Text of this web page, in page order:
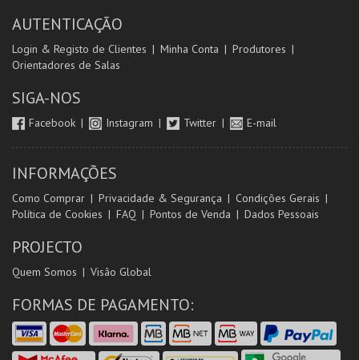
AUTENTICAÇÃO
Login & Registo de Clientes Minha Conta
Produtores
Orientadores de Salas
SIGA-NOS
Facebook Instagram Twitter E-mail
INFORMAÇÕES
Como Comprar Privacidade & Segurança
Condições Gerais
Política de Cookies
FAQ Pontos de Venda Dados Pessoais
PROJECTO
Quem Somos Visão Global
FORMAS DE PAGAMENTO: